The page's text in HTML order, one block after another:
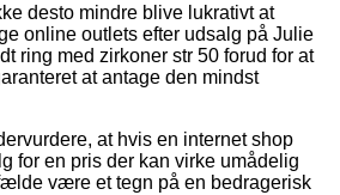
desto mindre blive lukrativt at
online outlets efter udsalg på Julie
ring med zirkoner str 50 forud for at
at antage den mindst
at hvis en internet shop
for en pris der kan virke umådelig
være et tegn på en bedragerisk